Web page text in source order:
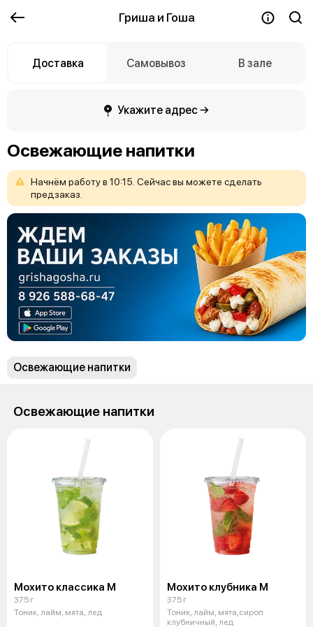
Гриша и Гоша
Доставка Самовывоз В зале
Укажите адрес →
Освежающие напитки
Начнём работув 10:15. Сейчасвы можете сделать
предзаказ.
Освежающие напитки
Освежающие напитки
Мохито классика М
375 г
Тоник, лайм, мята, лед
Мохито клубника М
375 г
Тоник, лайм, мята,сироп
клубничный, лед